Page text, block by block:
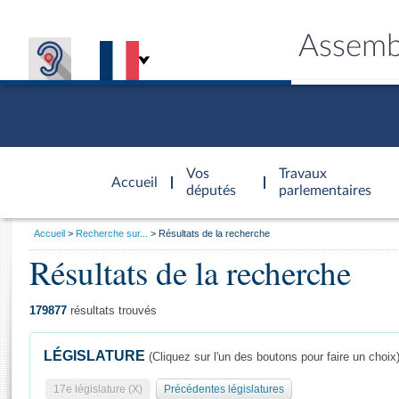
Accueil
d'accueil
Vos
députés
Travaux
parlementaires
Général
Vous
Accueil Recherche sur... Résultats de la recherche
Résultats de la recherche
179877 résultats trouvés
LÉGISLATURE (Cliquez sur l'un des boutons pour faire un choix)
17e législature (X) Précédentes législatures